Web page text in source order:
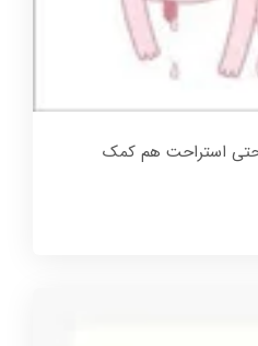
حتی استراحت هم کمک